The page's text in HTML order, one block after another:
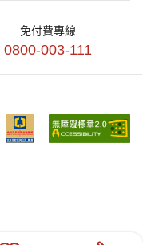
免付費專線
0800-003-111